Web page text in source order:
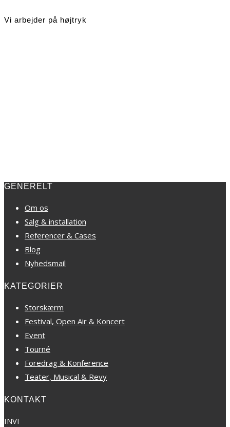
Vi arbejder på højtryk
GENERELT
Om os
Salg & installation
Referencer & Cases
Blog
Nyhedsmail
KATEGORIER
Storskærm
Festival, Open Air & Koncert
Event
Tourné
Foredrag & Konference
Teater, Musical & Revy
KONTAKT
INVI